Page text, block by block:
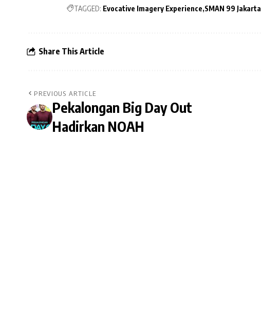
TAGGED: Evocative Imagery Experience SMAN 99 Jakarta
Share This Article
PREVIOUS ARTICLE
Pekalongan Big Day Out
Hadirkan NOAH